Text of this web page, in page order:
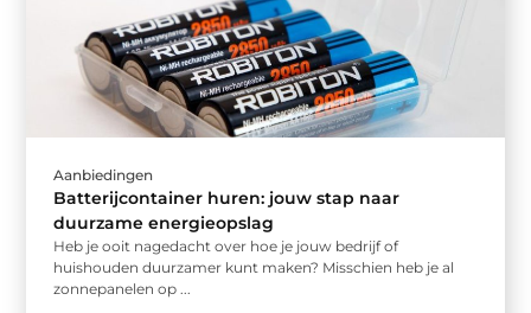
Aanbiedingen
Batterijcontainer huren: jouw stap naar
duurzame energieopslag
Heb je ooit nagedacht over hoe je jouw bedrijf of
huishouden duurzamer kunt maken? Misschien heb je al
zonnepanelen op ...